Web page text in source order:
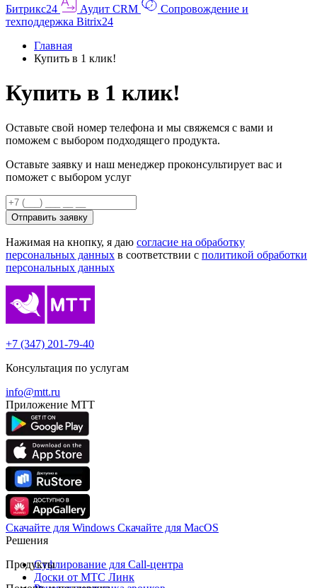
Битрикс24
Аудит CRM
Сопровождение и
техподдержка Bitrix24
Главная
Купить в 1 клик!
Купить в 1 клик!
Оставьте свой номер телефона и мы свяжемся с вами и
поможем с выбором подходящего продукта.
Оставьте заявку и наш менеджер проконсультирует вас и
поможет с выбором услуг
Отправить заявку
Нажимая на кнопку, я даю согласие на обработку
персональных данных в соответствии с политикой обработки
персональных данных
+7 (347) 201-79-40
Консультация по услугам
info@mtt.ru
Приложение МТТ
Скачайте для Windows Cкачайте для MacOS
Решения
Суфлирование для Call‑центра
Доски от МТС Линк
Продукты